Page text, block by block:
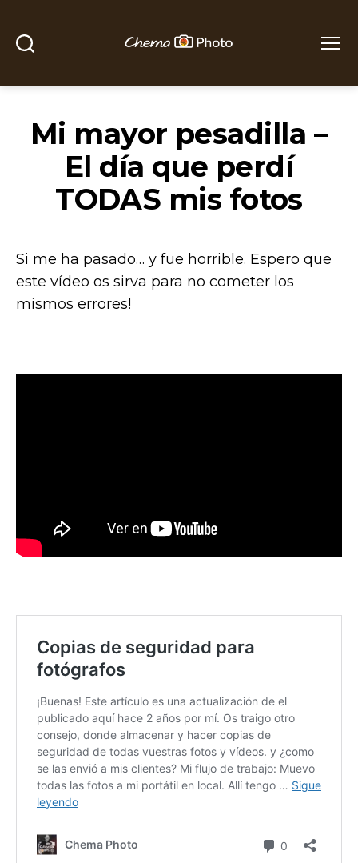
Photo
Mi mayor pesadilla –
El día que perdí
TODAS mis fotos
Si me ha pasado… y fue horrible. Espero que
este vídeo os sirva para no cometer los
mismos errores!